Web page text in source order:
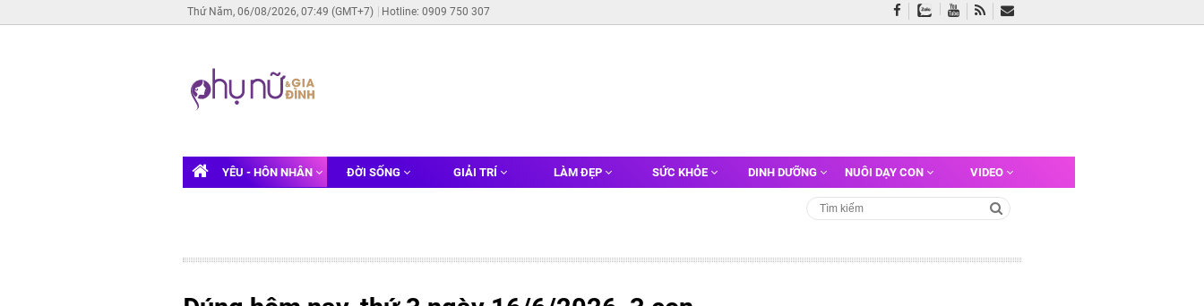
Thứ Năm, 06/08/2026, 07:49 (GMT+7) Hotline: 0909 750 307
YÊU - HÔN NHÂN ĐỜI SỐNG GIẢI TRÍ LÀM ĐẸP SỨC KHỎE DINH DƯỠNG NUÔI DẠY CON VIDEO